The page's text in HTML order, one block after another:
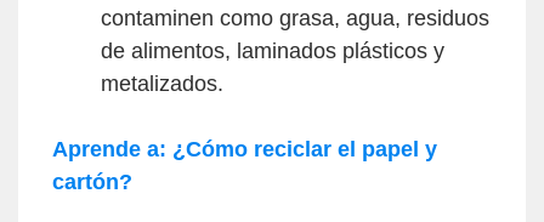
contaminen como grasa, agua, residuos
de alimentos, laminados plásticos y
metalizados.
Aprende a: ¿Cómo reciclar el papel y
cartón?